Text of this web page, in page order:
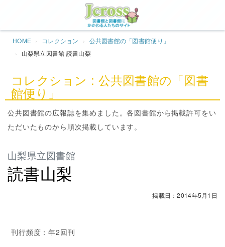
HOME コレクション
公共図書館の「図書館便り」
山梨県立図書館 読書山梨
コレクション : 公共図書館の「図書
館便り」
公共図書館の広報誌を集めました。各図書館から掲載許可をい
ただいたものから順次掲載しています。
山梨県立図書館
読書山梨
掲載日：2014年5月1日
刊行頻度：年2回刊